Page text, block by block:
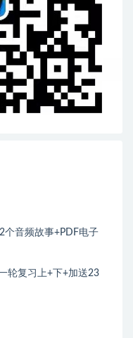
个音频故事+PDF电子
轮复习上+下+加送23